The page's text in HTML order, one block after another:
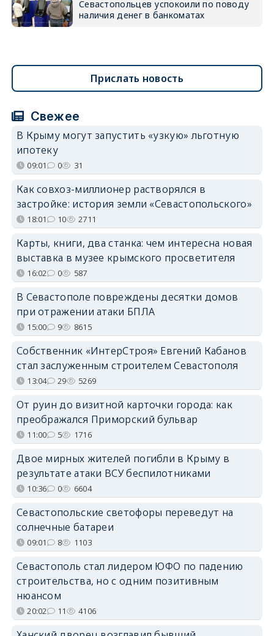
Севастопольцев успокоили по поводу
наличия денег в банкоматах
Прислать новость
Свежее
В Крыму могут запустить «узкую» льготную
ипотеку
09:01 0 31
Как совхоз-миллионер растворялся в
застройке: история земли «Севастопольского»
18:01 10 2711
Карты, книги, два станка: чем интересна новая
выставка в музее крымского просветителя
16:02 0 587
В Севастополе повреждены десятки домов
при отражении атаки БПЛА
15:00 9 8615
Собственник «ИнтерСтроя» Евгений Кабанов
стал заслуженным строителем Севастополя
13:04 29 5269
От руин до визитной карточки города: как
преображался Приморский бульвар
11:00 5 1716
Двое мирных жителей погибли в Крыму в
результате атаки ВСУ беспилотниками
10:36 0 6604
Севастопольские светофоры переведут на
солнечные батареи
09:01 8 1103
Севастополь стал лидером ЮФО по падению
строительства, но с одним позитивным
нюансом
20:02 11 4106